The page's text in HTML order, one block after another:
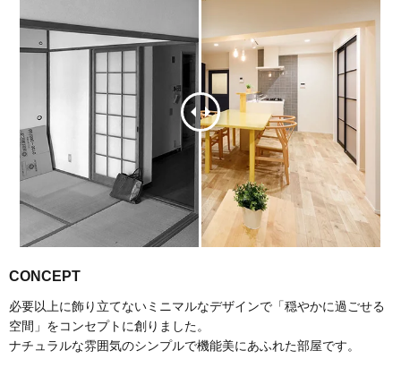
CONCEPT
必要以上に飾り立てないミニマルなデザインで「穏やかに過ごせる
空間」をコンセプトに創りました。
ナチュラルな雰囲気のシンプルで機能美にあふれた部屋です。